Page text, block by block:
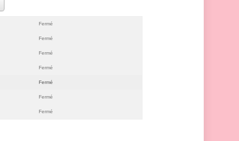
Fermé
Fermé
Fermé
Fermé
Fermé
Fermé
Fermé